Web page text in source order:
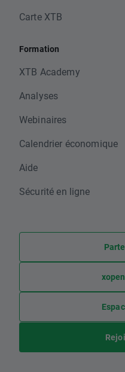
Carte XTB
Formation
XTB Academy
Analyses
Webinaires
Calendrier économique
Aide
Sécurité en ligne